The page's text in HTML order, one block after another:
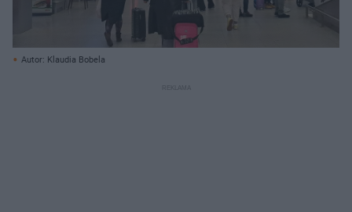
Autor: Klaudia Bobela